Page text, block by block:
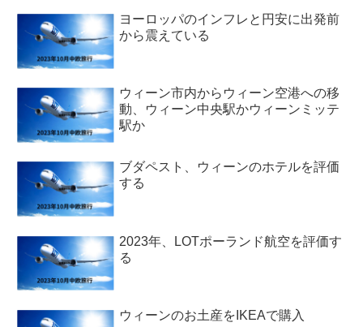
ヨーロッパのインフレと円安に出発前
から震えている
ウィーン市内からウィーン空港への移
動、ウィーン中央駅かウィーンミッテ
駅か
ブダペスト、ウィーンのホテルを評価
する
2023年、LOTポーランド航空を評価す
る
ウィーンのお土産をIKEAで購入